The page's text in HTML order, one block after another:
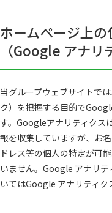
ホームページ上
（Google アナリ
当グループウェブサイトで
ク）を把握する目的で
す。Googleアナリティクス
報を収集していますが、お
ドレス等の個人の特定が可
いません。Google アナリ
いてはGoogle アナリティク